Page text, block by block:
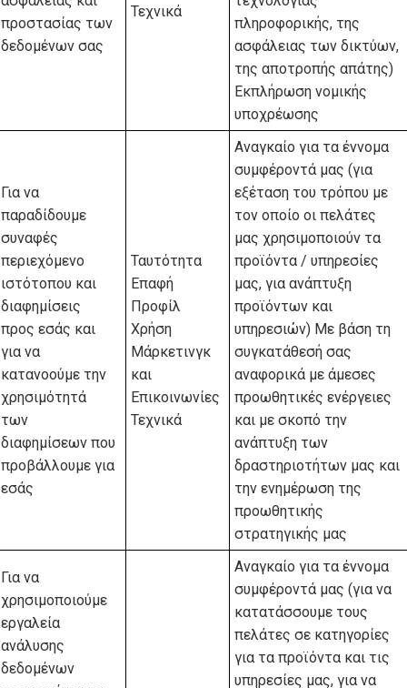
προστασίας των
δεδομένων σας
Τεχνικά
πληροφορικής, της
ασφάλειας των δικτύων,
της αποτροπής απάτης)
Εκπλήρωση νομικής
υποχρέωσης
Για να
παραδίδουμε
συναφές
περιεχόμενο
ιστότοπου και
διαφημίσεις
προς εσάς και
για να
κατανοούμε την
χρησιμότητά
των
διαφημίσεων που
προβάλλουμε για
εσάς
Ταυτότητα
Επαφή
Προφίλ
Χρήση
Μάρκετινγκ
και
Επικοινωνίες
Τεχνικά
Αναγκαίο για τα έννομα
συμφέροντά μας (για
εξέταση του τρόπου με
τον οποίο οι πελάτες
μας χρησιμοποιούν τα
προϊόντα / υπηρεσίες
μας, για ανάπτυξη
προϊόντων και
υπηρεσιών) Με βάση τη
συγκατάθεσή σας
αναφορικά με άμεσες
προωθητικές ενέργειες
και με σκοπό την
ανάπτυξη των
δραστηριοτήτων μας και
την ενημέρωση της
προωθητικής
στρατηγικής μας
Για να
χρησιμοποιούμε
εργαλεία
ανάλυσης
δεδομένων
Αναγκαίο για τα έννομα
συμφέροντά μας (για να
κατατάσσουμε τους
πελάτες σε κατηγορίες
για τα προϊόντα και τις
υπηρεσίες μας, για να